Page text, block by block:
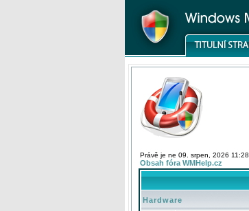
Právě je ne 09. srpen, 2026 11:28
Obsah fóra WMHelp.cz
Hardware